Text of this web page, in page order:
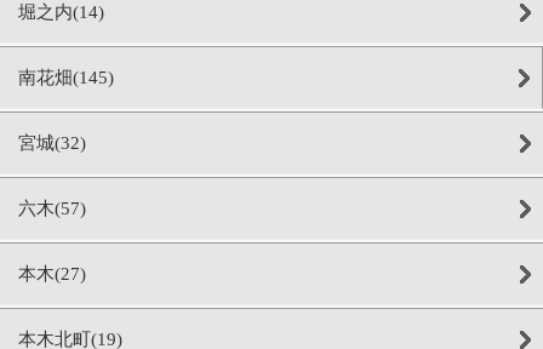
堀之内(14)
南花畑(145)
宮城(32)
六木(57)
本木(27)
本木北町(19)